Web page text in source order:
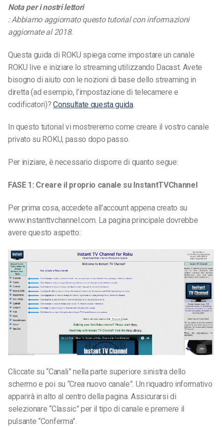
Nota per i nostri lettori
: Abbiamo aggiornato questo tutorial con informazioni
aggiornate al 2018.
Questa guida di ROKU spiega come impostare un canale
ROKU live e iniziare lo streaming utilizzando Dacast. Avete
bisogno di aiuto con le nozioni di base dello streaming in
diretta (ad esempio, l’impostazione di telecamere e
codificatori)?Consultate questa guida.
In questo tutorial vi mostreremo come creare il vostro canale
privato su ROKU, passo dopo passo.
Per iniziare, è necessario disporre di quanto segue:
FASE 1: Creare il proprio canale su InstantTVChannel
Per prima cosa, accedete all’account appena creato su
www.instanttvchannel.com. La pagina principale dovrebbe
avere questo aspetto:
Cliccate su “Canali” nella parte superiore sinistra dello
schermo e poi su “Crea nuovo canale”. Un riquadro informativo
apparirà in alto al centro della pagina. Assicurarsi di
selezionare “Classic” per il tipo di canale e premere il
pulsante “Conferma”.